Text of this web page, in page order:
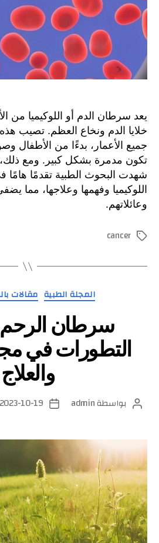
يعد سرطان الدم أو اللوكيميا من
خلايا الدم ونخاع العظم. تصيب
جميع الأعمار، بدءًا من الأطفال
تكون مدمرة بشكل كبير. ومع
شهدت البحوث الطبية تقدمًا
اللوكيميا وفهمها وعلاجها، مما
وعائلاتهم.
الوسومcancer
المجلة الطبية مقالات
سرطان
التطورات في
والعلاج
كاتببواسطةadmin
تاريخ2023-10-19